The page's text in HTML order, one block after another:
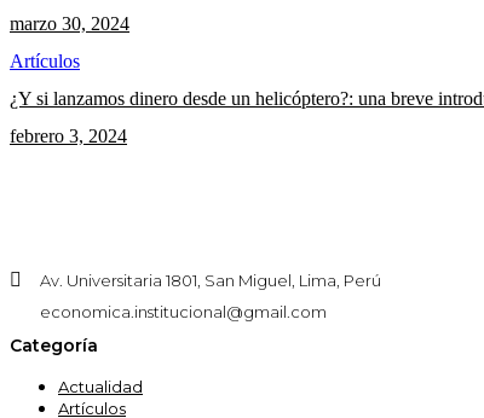
marzo 30, 2024
Artículos
¿Y si lanzamos dinero desde un helicóptero?: una breve
febrero 3, 2024
Av. Universitaria 1801, San Miguel, Lima, Perú
economica.institucional@gmail.com
Categoría
Actualidad
Artículos